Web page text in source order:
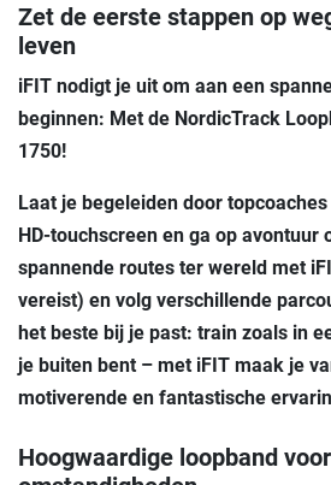
Zet de eerste stappen op
leven
iFIT nodigt je uit om aan een
beginnen: Met de NordicTrack
1750!
Laat je begeleiden door
HD-touchscreen en ga op avontuur
spannende routes ter wereld met
vereist) en volg verschillende
het beste bij je past: train zoals in
je buiten bent – met iFIT maak je
motiverende en fantastische
Hoogwaardige loopband